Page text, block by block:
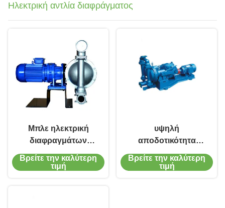
Ηλεκτρική αντλία διαφράγματος
Μπλε ηλεκτρική
διαφραγμάτων
υδραντλία
διαφραγμάτων
Βρείτε την καλύτερη
τιμή
υψηλή
αποδοτικότητα
αντλιών
διαφραγμάτων 380V
Βρείτε την καλύτερη
τιμή